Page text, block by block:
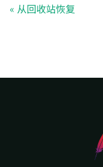
从回收站恢复